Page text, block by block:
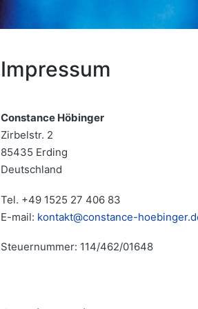
Impressum
Constance Höbinger
Zirbelstr. 2
85435 Erding
Deutschland
Tel. +49 1525 27 406 83
E-mail: kontakt@constance-
Steuernummer: 114/462/01648